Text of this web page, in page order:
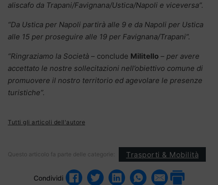
aliscafo da Trapani/Favignana/Ustica/Napoli e viceversa”.
“Da Ustica per Napoli partirà alle 9 e da Napoli per Ustica
alle 15 per proseguire alle 19 per Favignana/Trapani”.
“Ringraziamo la Società – conclude Militello – per avere
accettato le nostre sollecitazioni nell’obiettivo comune di
promuovere il nostro territorio ed agevolare le presenze
turistiche”.
Tutti gli articoli dell'autore
Questo articolo fa parte delle categorie: Trasporti & Mobilità
Condividi